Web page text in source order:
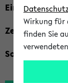
Einrichtung
Zeiten
Sonstiges
Wirkung für
finden Sie